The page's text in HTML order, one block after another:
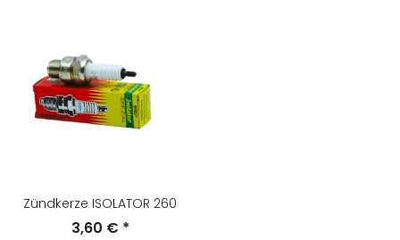
Zündkerze ISOLATOR 260
3,60 € *